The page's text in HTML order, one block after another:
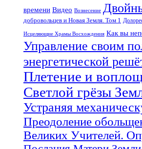
времени Видео Вознесение
добровольцев и Новая Земля. Том 1
Исцеляющие Храмы Восхождения Как вы
Управление своим
энергетической
Плетение и
Светлой грёзы
Устраняя
Преодоление
Великих Учителей.